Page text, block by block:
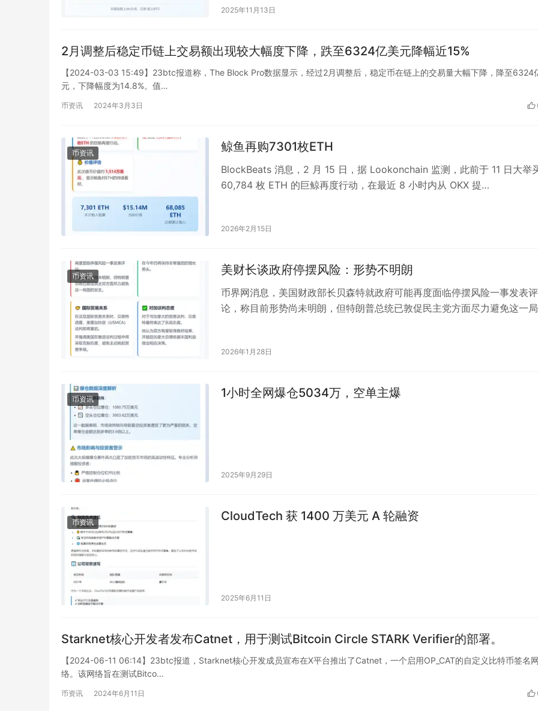
2025年11月13日
2月调整后稳定币链上交易额出现较大幅度下降，跌至6324亿美元降幅近15%
【2024-03-03 15:49】23btc报道称，The Block Pro数据显示，经过2月调整后，稳定币在链上的交易量大幅下降，降至6324
元，下降幅度为14.8%。值…
币资讯 2024年3月3日
币资讯 鲸鱼再购7301枚ETH
BlockBeats 消息，2 月 15 日，据 Lookonchain 监测，此前于 11 日大举
60,784 枚 ETH 的巨鲸再度行动，在最近 8 小时内从 OKX 提…
2026年2月15日
币资讯 美财长谈政府停摆风险：形势不明朗
币界网消息，美国财政部长贝森特就政府可能再度面临停摆风险一事发表评
论，称目前形势尚未明朗，但特朗普总统已敦促民主党方面尽力避免这一局
2026年1月28日
币资讯 1小时全网爆仓5034万，空单主爆
2025年9月29日
币资讯 CloudTech 获 1400 万美元 A 轮融资
2025年6月11日
Starknet核心开发者发布Catnet，用于测试Bitcoin Circle STARK Verifier的部署。
【2024-06-11 06:14】23btc报道，Starknet核心开发成员宣布在X平台推出了Catnet，一个启用OP_CAT的自定义比特币签名网
络。该网络旨在测试Bitco…
币资讯 2024年6月11日